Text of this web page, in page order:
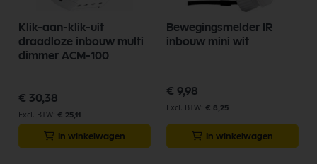
Klik-aan-klik-uit
draadloze inbouw multi
dimmer ACM-100
€ 30,38
€ 25,11
In winkelwagen
Bewegingsmelder IR
inbouw mini wit
€ 9,98
€ 8,25
In winkelwagen